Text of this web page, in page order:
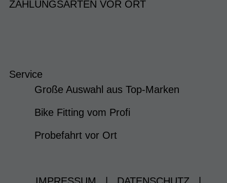
ZAHLUNGSARTEN VOR ORT
Service
Große Auswahl aus Top-Marken
Bike Fitting vom Profi
Probefahrt vor Ort